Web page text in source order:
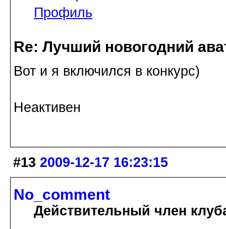
Профиль
Re: Лучший новогодний
Вот и я включился в конкурс)
Неактивен
#13 2009-12-17 16:23:15
No_comment
Действительный член